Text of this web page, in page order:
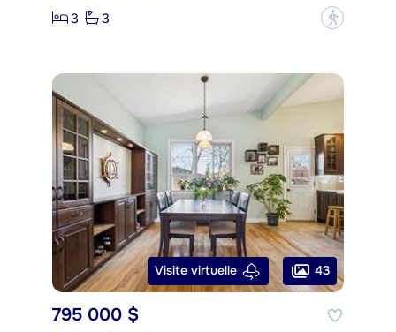
3
3 ?
Visite virtuelle 43
795 000 $